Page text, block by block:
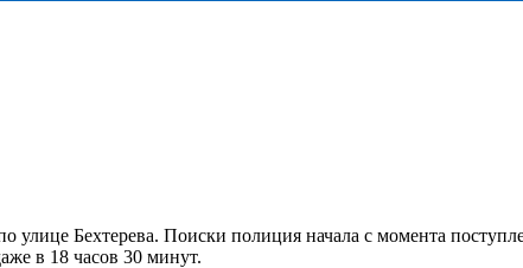
улице Бехтерева. Поиски полиция начала с момента
в 18 часов 30 минут.